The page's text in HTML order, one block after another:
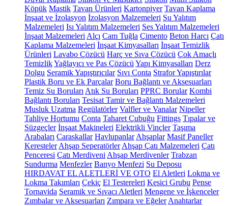
Köpük Mastik Tavan Ürünleri Kartonpiyer Tavan Kaplama
İnşaat ve İzolasyon İzolasyon Malzemeleri Su Yalıtım
Malzemeleri Isı Yalıtım Malzemeleri Ses Yalıtım Malzemeleri
İnşaat Malzemeleri Alçı Cam Tuğla Çimento Beton Harcı Çatı
Kaplama Malzemeleri İnşaat Kimyasalları İnşaat Temizlik
Ürünleri Lavabo Çözücü Harç ve Sıva Çözücü Çok Amaçlı
TemizlikYağlayıcı ve Pas Çözücü Yapı Kimyasalları Derz
Dolgu Seramik Yapıştırıcılar Sıvı Conta Strafor Yapıştırılar
Plastik Boru ve Ek Parçalar Boru Bağlantı ve Aksesuarları
Temiz Su Boruları Atık Su Boruları PPRC Borular Kombi
Bağlantı Boruları Tesisat Tamir ve Bağlantı Malzemeleri
Musluk Uzatma Regülatörler Valfler ve Vanalar Nipeller
Tahliye Hortumu Conta Taharet Çubuğu Fittings Tıpalar ve
Süzgeçler İnşaat Makineleri Elektrikli Vinçler Taşıma
Arabaları Caraskallar Havlupanlar Ahşaplar Masif Paneller
Keresteler Ahşap Seperatörler Ahşap Çatı Malzemeleri Çatı
Penceresi Çatı Merdiveni Ahşap Merdivenler Trabzan
Sundurma Menfezler Banyo Menfezi Su Deposu
HIRDAVAT EL ALETLERİ VE OTO El Aletleri Lokma ve
Lokma Takımları Çekiç El Testereleri Kesici Grubu Pense
Tornavida Seramik ve Sıvacı Aletleri Mengene ve İşkenceler
Zımbalar ve Aksesuarları Zımpara ve Eğeler Anahtarlar